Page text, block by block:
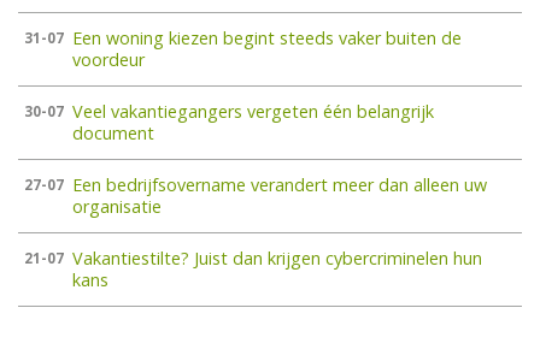
31-07 Een woning kiezen begint steeds vaker buiten de
voordeur
30-07 Veel vakantiegangers vergeten één belangrijk
document
27-07 Een bedrijfsovername verandert meer dan alleen uw
organisatie
21-07 Vakantiestilte? Juist dan krijgen cybercriminelen hun
kans